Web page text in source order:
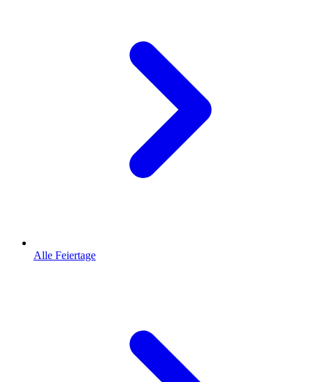
Alle Feiertage